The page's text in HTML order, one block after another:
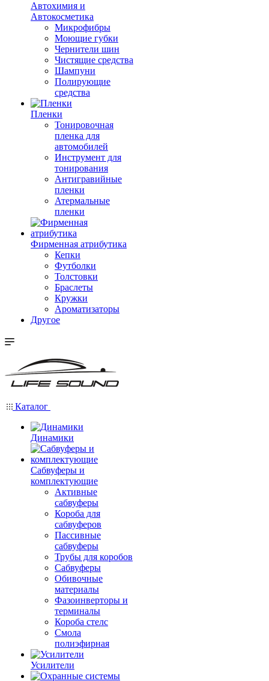
Автохимия и
Автокосметика
Микрофибры
Моющие губки
Чернители шин
Чистящие средства
Шампуни
Полирующие
средства
Пленки
Тонировочная
пленка для
автомобилей
Инструмент для
тонирования
Антигравийные
пленки
Атермальные
пленки
Фирменная атрибутика
Кепки
Футболки
Толстовки
Браслеты
Кружки
Ароматизаторы
Другое
Каталог
Динамики
Сабвуферы и
комплектующие
Активные
сабвуферы
Короба для
сабвуферов
Пассивные
сабвуферы
Трубы для коробов
Сабвуферы
Обивочные
материалы
Фазоинверторы и
терминалы
Короба стелс
Смола
полиэфирная
Усилители